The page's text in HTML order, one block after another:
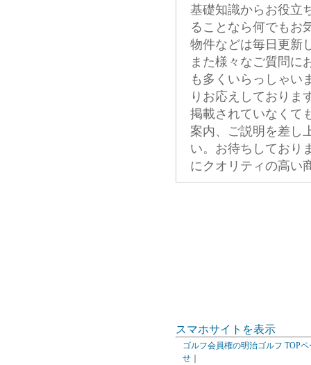
基礎知識からお役立
ることなら何でもお
物件などは毎日更新
また様々なご質問に
も多くいらっしゃい
りお応えしておりま
掲載されていなくて
案内、ご説明を差し
い。お待ちしており
にクオリティの高い
スマホサイトを表示
ゴルフ会員権の明治ゴルフ TOPペ
せ